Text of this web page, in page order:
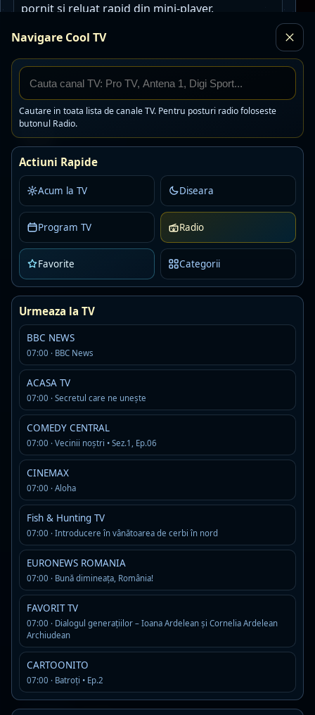
Navigare Cool TV
Cautare in toata lista de canale TV. Pentru posturi radio foloseste
butonul Radio.
Actiuni Rapide
Acum la TV Diseara
Program TV Radio
Favorite Categorii
Urmeaza la TV
BBC NEWS
07:00 · BBC News
ACASA TV
07:00 · Secretul care ne unește
COMEDY CENTRAL
07:00 · Vecinii noștri • Sez.1, Ep.06
CINEMAX
07:00 · Aloha
Fish & Hunting TV
07:00 · Introducere în vânătoarea de cerbi în nord
EURONEWS ROMANIA
07:00 · Bună dimineața, România!
FAVORIT TV
07:00 · Dialogul generațiilor – Ioana Ardelean și Cornelia Ardelean
Archiudean
CARTOONITO
07:00 · Batroți • Ep.2
pornit si reluat rapid din mini-player.
Posturi radio similare
Toate posturile
Radio Petrecaretzu
MP3 · 128 kbps
petrecere populara
Asculta
Detalii
AAC · 80 kbps
One FM Dance
AAC · 88 kbps
Asculta Detalii
Digi24FM
MP3
Asculta Detalii
Rock Fm Hard Rock
AAC · 80 kbps
classic rock hard rock
Asculta
Detalii
R
RADIO Petrecere
MP3 · 128 kbps
manele si petrecere
Asculta
Detalii
Super FM
MP3 · 192 kbps